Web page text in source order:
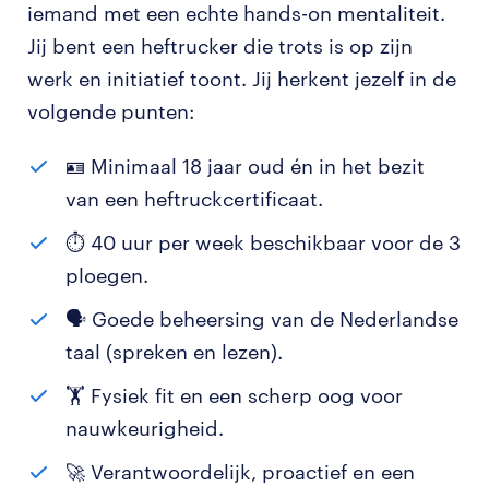
iemand met een echte hands-on mentaliteit.
Jij bent een heftrucker die trots is op zijn
werk en initiatief toont. Jij herkent jezelf in de
volgende punten:
🪪 Minimaal 18 jaar oud én in het bezit
van een heftruckcertificaat.
⏱️ 40 uur per week beschikbaar voor de 3
ploegen.
🗣️ Goede beheersing van de Nederlandse
taal (spreken en lezen).
🏋️ Fysiek fit en een scherp oog voor
nauwkeurigheid.
🚀 Verantwoordelijk, proactief en een